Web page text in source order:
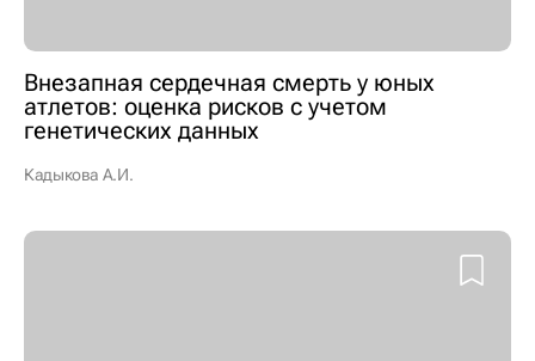
Внезапная сердечная смерть у юных
атлетов: оценка рисков с учетом
генетических данных
Кадыкова А.И.